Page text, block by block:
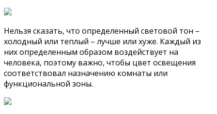
Нельзя сказать, что определенный световой тон –
холодный или теплый – лучше или хуже. Каждый из
них определенным образом воздействует на
человека, поэтому важно, чтобы цвет освещения
соответствовал назначению комнаты или
функциональной зоны.